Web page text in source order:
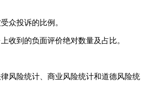
众投诉的比例。
收到的负面评价绝对数量及占比。
风险统计、商业风险统计和道德风险统